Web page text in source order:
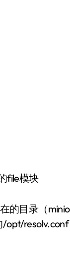
file模块
的目录（
/opt/resolv.conf